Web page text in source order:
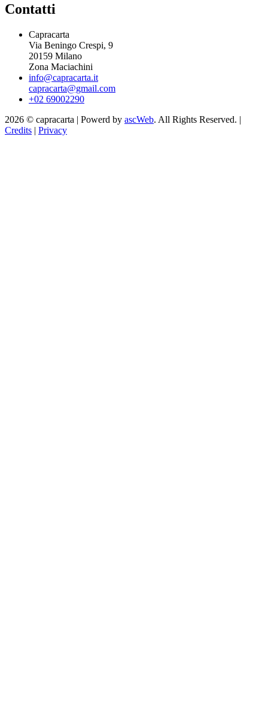
Contatti
Capracarta
Via Beningo Crespi, 9
20159 Milano
Zona Maciachini
info@capracarta.it
capracarta@gmail.com
+02 69002290
2026 © capracarta | Powerd by ascWeb. All Rights Reserved. |
Credits | Privacy